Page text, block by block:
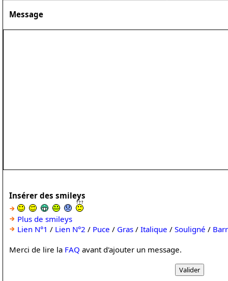
Message
Insérer des smileys
Plus de smileys
Lien N°1 / Lien N°2 / Puce / Gras / Italique / Souligné /
Merci de lire la FAQ avant d'ajouter un message.